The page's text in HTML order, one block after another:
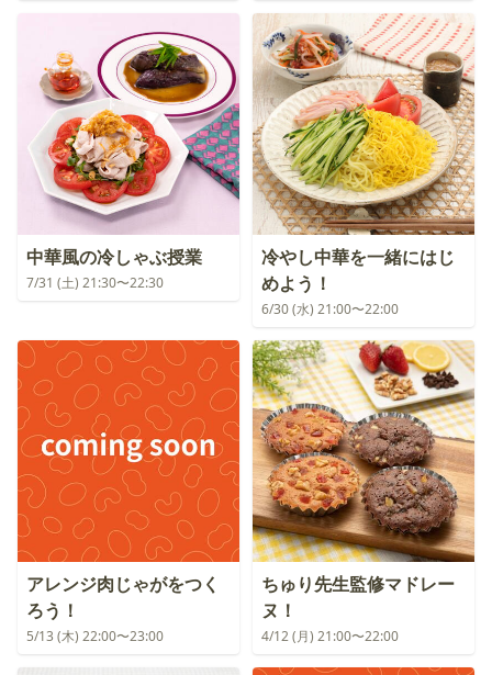
中華風の冷しゃぶ授業
7/31 (土) 21:30〜22:30
冷やし中華を一緒にはじ
めよう！
6/30 (水) 21:00〜22:00
アレンジ肉じゃがをつく
ろう！
5/13 (木) 22:00〜23:00
ちゅり先生監修マドレー
ヌ！
4/12 (月) 21:00〜22:00